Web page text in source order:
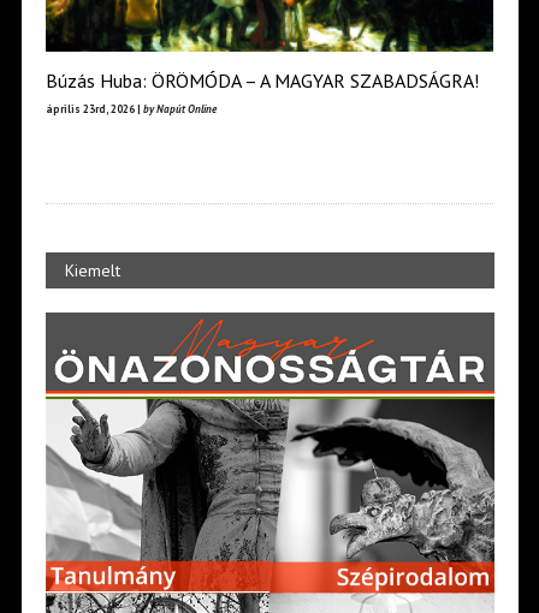
Búzás Huba: ÖRÖMÓDA – A MAGYAR SZABADSÁGRA!
április 23rd, 2026 | by Napút Online
Kiemelt